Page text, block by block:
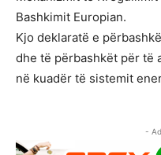
Bashkimit Europian.
Kjo deklaratë e
dhe të përbashkët për të
në kuadër të sistemit
-